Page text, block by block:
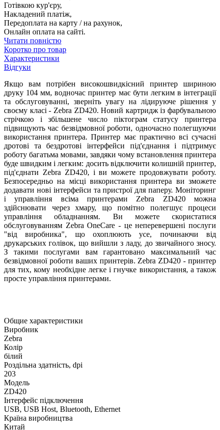
Готівкою кур'єру,
Накладений платіж,
Передоплата на карту / на рахунок,
Онлайн оплата на сайті.
Читати повністю
Коротко про товар
Характеристики
Відгуки
Якщо вам потрібен високошвидкісний принтер шириною
друку 104 мм, водночас принтер має бути легким в інтеграції
та обслуговуванні, зверніть увагу на лідируюче рішення у
своєму класі - Zebra ZD420. Новий картридж із фарбувальною
стрічкою і збільшене число піктограм статусу принтера
підвищують час безвідмовної роботи, одночасно полегшуючи
використання принтера. Принтер має практично всі сучасні
дротові та бездротові інтерфейси під'єднання і підтримує
роботу багатьма мовами, завдяки чому встановлення принтера
буде швидким і легким: досить відключити колишній принтер,
під'єднати Zebra ZD420, і ви можете продовжувати роботу.
Безпосередньо на місці використання принтера ви зможете
додавати нові інтерфейси та пристрої для паперу. Моніторинг
і управління всіма принтерами Zebra ZD420 можна
здійснювати через хмару, що помітно полегшує процеси
управління обладнанням. Ви можете скористатися
обслуговуванням Zebra OneCare - це неперевершені послуги
"від виробника", що охоплюють усе, починаючи від
друкарських голівок, що вийшли з ладу, до звичайного зносу.
З такими послугами вам гарантовано максимальний час
безвідмовної роботи ваших принтерів. Zebra ZD420 - принтер
для тих, кому необхідне легке і гнучке використання, а також
просте управління принтерами.
Общие характеристики
Виробник
Zebra
Колір
білий
Роздільна здатність, dpi
203
Модель
ZD420
Інтерфейс підключення
USB, USB Host, Bluetooth, Ethernet
Країна виробництва
Китай